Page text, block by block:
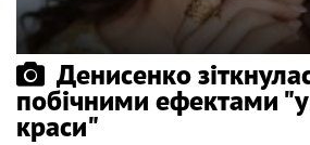
Денисенко
побічними ефектами
краси"